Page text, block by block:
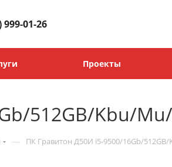
999-01-26
Проекты
512GB/Kbu/
— ПК Гравитон Д50И i5-9500/16Gb/